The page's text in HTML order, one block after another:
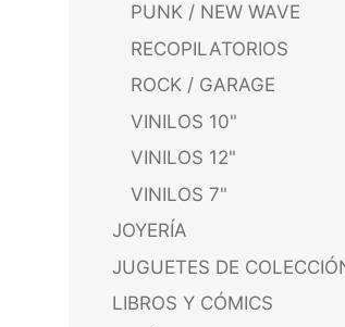
PUNK / NEW WAVE
RECOPILATORIOS
ROCK / GARAGE
VINILOS 10"
VINILOS 12"
VINILOS 7"
JOYERÍA
JUGUETES DE
LIBROS Y CÓMICS